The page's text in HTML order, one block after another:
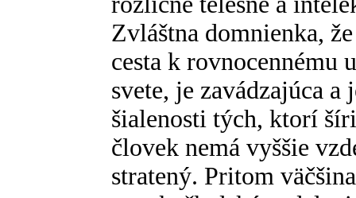
Zvláštna domnienka,
cesta k rovnocennému
svete, je zavádzajúca a
šialenosti tých, ktorí
človek nemá vyššie
stratený. Pritom